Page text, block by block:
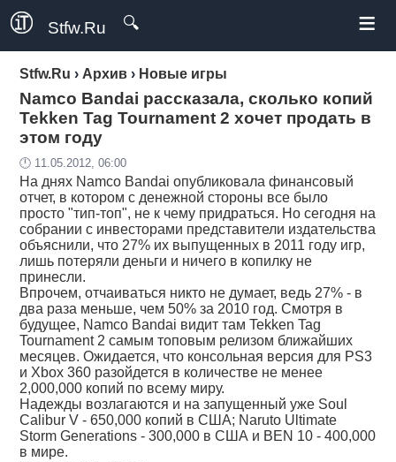
Stfw.Ru 🔍 ≡
Stfw.Ru › Архив › Новые игры
Namco Bandai рассказала, сколько копий
Tekken Tag Tournament 2 хочет продать в
этом году
🕛 11.05.2012, 06:00
На днях Namco Bandai опубликовала финансовый
отчет, в котором с денежной стороны все было
просто "тип-топ", не к чему придраться. Но сегодня на
собрании с инвесторами представители издательства
объяснили, что 27% их выпущенных в 2011 году игр,
лишь потеряли деньги и ничего в копилку не
принесли.
Впрочем, отчаиваться никто не думает, ведь 27% - в
два раза меньше, чем 50% за 2010 год. Смотря в
будущее, Namco Bandai видит там Tekken Tag
Tournament 2 самым топовым релизом ближайших
месяцев. Ожидается, что консольная версия для PS3
и Xbox 360 разойдется в количестве не менее
2,000,000 копий по всему миру.
Надежды возлагаются и на запущенный уже Soul
Calibur V - 650,000 копий в США; Naruto Ultimate
Storm Generations - 300,000 в США и BEN 10 - 400,000
в мире.